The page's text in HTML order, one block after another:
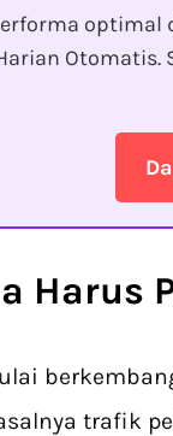
optimal
Otomatis.
Harus
trafik